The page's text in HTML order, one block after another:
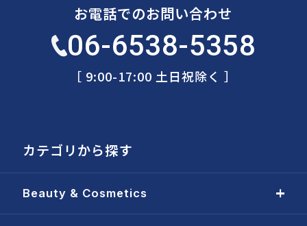
お電話でのお問い合わせ
06-6538-5358
［ 9:00-17:00 土日祝除く ］
カテゴリから探す
Beauty & Cosmetics